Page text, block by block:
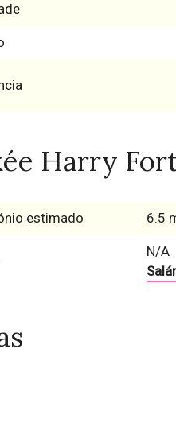
Harry
estimado 6.5
N/A